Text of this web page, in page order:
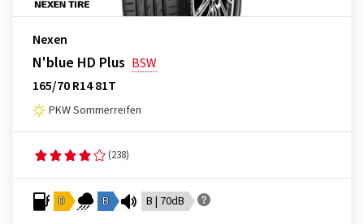
Nexen
N'blue HD Plus BSW
165/70 R14 81T
PKW Sommerreifen
(238)
D B B | 70dB